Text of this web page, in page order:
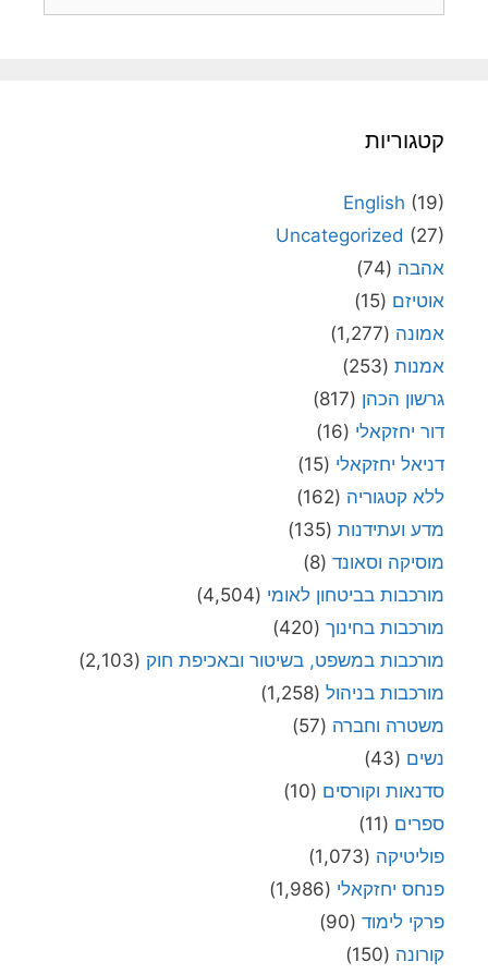
קטגוריות
English (19)
Uncategorized (27)
אהבה (74)
אוטיזם (15)
אמונה (1,277)
אמנות (253)
גרשון הכהן (817)
דור יחזקאלי (16)
דניאל יחזקאלי (15)
ללא קטגוריה (162)
מדע ועתידנות (135)
מוסיקה וסאונד (8)
מורכבות בביטחון לאומי (4,504)
מורכבות בחינוך (420)
מורכבות במשפט, בשיטור ובאכיפת חוק (2,103)
מורכבות בניהול (1,258)
משטרה וחברה (57)
נשים (43)
סדנאות וקורסים (10)
ספרים (11)
פוליטיקה (1,073)
פנחס יחזקאלי (1,986)
פרקי לימוד (90)
קורונה (150)